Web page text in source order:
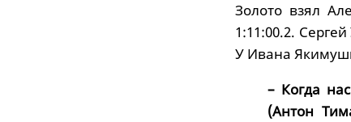
Золото взял
1:11:00.2.
У Ивана
– Когда
(Антон